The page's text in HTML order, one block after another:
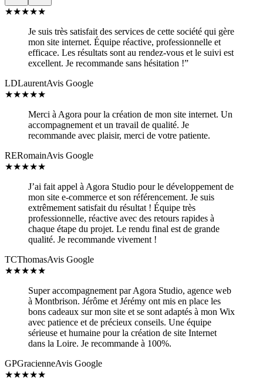
★★★★★
Je suis très satisfait des services de cette société qui gère
mon site internet. Équipe réactive, professionnelle et
efficace. Les résultats sont au rendez-vous et le suivi est
excellent. Je recommande sans hésitation !”
LDLaurentAvis Google
★★★★★
Merci à Agora pour la création de mon site internet. Un
accompagnement et un travail de qualité. Je
recommande avec plaisir, merci de votre patiente.
RERomainAvis Google
★★★★★
J’ai fait appel à Agora Studio pour le développement de
mon site e-commerce et son référencement. Je suis
extrêmement satisfait du résultat ! Équipe très
professionnelle, réactive avec des retours rapides à
chaque étape du projet. Le rendu final est de grande
qualité. Je recommande vivement !
TCThomasAvis Google
★★★★★
Super accompagnement par Agora Studio, agence web
à Montbrison. Jérôme et Jérémy ont mis en place les
bons cadeaux sur mon site et se sont adaptés à mon Wix
avec patience et de précieux conseils. Une équipe
sérieuse et humaine pour la création de site Internet
dans la Loire. Je recommande à 100%.
GPGracienneAvis Google
★★★★★